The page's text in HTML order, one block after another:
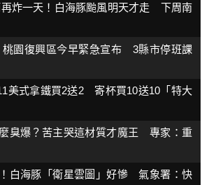
再炸一天！白海豚颱風明天才走 下周南
桃園復興區今早緊急宣布 3縣市停班課
美式拿鐵買2送2 寄杯買10送10「特大
臭爆？苦主哭這材質才魔王 專家：重
白海豚「衛星雲圖」好慘 氣象署：快